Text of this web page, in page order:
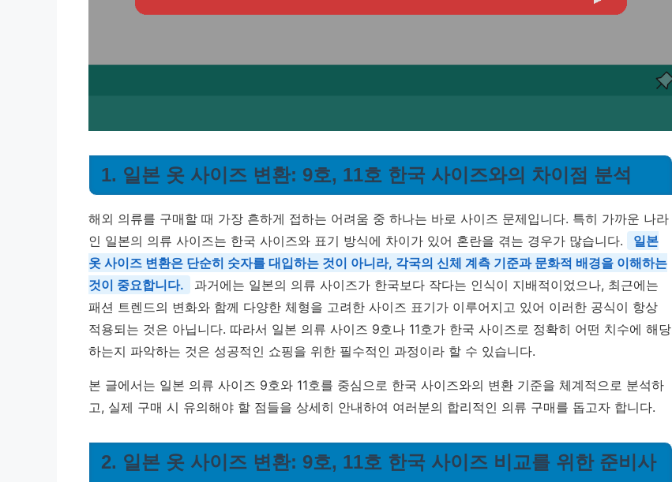
1. 일본 옷 사이즈 변환: 9호, 11호 한국 사이즈와의 차이점 분석
해외 의류를 구매할 때 가장 흔하게 접하는 어려움 중 하나는 바로 사이즈 문제입니다. 특히 가까운 나라
인 일본의 의류 사이즈는 한국 사이즈와 표기 방식에 차이가 있어 혼란을 겪는 경우가 많습니다.
일본
옷 사이즈 변환은 단순히 숫자를 대입하는 것이 아니라, 각국의 신체 계측 기준과 문화적 배경을 이해하는
것이 중요합니다.
과거에는 일본의 의류 사이즈가 한국보다 작다는 인식이 지배적이었으나, 최근에는
패션 트렌드의 변화와 함께 다양한 체형을 고려한 사이즈 표기가 이루어지고 있어 이러한 공식이 항상
적용되는 것은 아닙니다. 따라서 일본 의류 사이즈 9호나 11호가 한국 사이즈로 정확히 어떤 치수에 해당
하는지 파악하는 것은 성공적인 쇼핑을 위한 필수적인 과정이라 할 수 있습니다.
본 글에서는 일본 의류 사이즈 9호와 11호를 중심으로 한국 사이즈와의 변환 기준을 체계적으로 분석하
고, 실제 구매 시 유의해야 할 점들을 상세히 안내하여 여러분의 합리적인 의류 구매를 돕고자 합니다.
2. 일본 옷 사이즈 변환: 9호, 11호 한국 사이즈 비교를 위한 준비사